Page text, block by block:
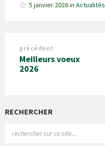
5 janvier 2026in Actualités
précédent
Meilleurs voeux
2026
RECHERCHER